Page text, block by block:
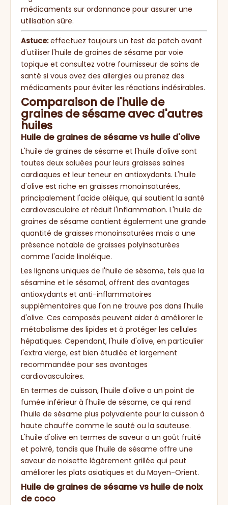
médicaments sur ordonnance pour assurer une
utilisation sûre.
Astuce:effectuez toujours un test de patch avant
d'utiliser l'huile de graines de sésame par voie
topique et consultez votre fournisseur de soins de
santé si vous avez des allergies ou prenez des
médicaments pour éviter les réactions indésirables.
Comparaison de l'huile de
graines de sésame avec d'autres
huiles
Huile de graines de sésame vs huile d'olive
L'huile de graines de sésame et l'huile d'olive sont
toutes deux saluées pour leurs graisses saines
cardiaques et leur teneur en antioxydants. L'huile
d'olive est riche en graisses monoinsaturées,
principalement l'acide oléique, qui soutient la santé
cardiovasculaire et réduit l'inflammation. L'huile de
graines de sésame contient également une grande
quantité de graisses monoinsaturées mais a une
présence notable de graisses polyinsaturées
comme l'acide linoléique.
Les lignans uniques de l'huile de sésame, tels que la
sésamine et le sésamol, offrent des avantages
antioxydants et anti-inflammatoires
supplémentaires que l'on ne trouve pas dans l'huile
d'olive. Ces composés peuvent aider à améliorer le
métabolisme des lipides et à protéger les cellules
hépatiques. Cependant, l'huile d'olive, en particulier
l'extra vierge, est bien étudiée et largement
recommandée pour ses avantages
cardiovasculaires.
En termes de cuisson, l'huile d'olive a un point de
fumée inférieur à l'huile de sésame, ce qui rend
l'huile de sésame plus polyvalente pour la cuisson à
haute chauffe comme le sauté ou la sauteuse.
L'huile d'olive en termes de saveur a un goût fruité
et poivré, tandis que l'huile de sésame offre une
saveur de noisette légèrement grillée qui peut
améliorer les plats asiatiques et du Moyen-Orient.
Huile de graines de sésame vs huile de noix
de coco